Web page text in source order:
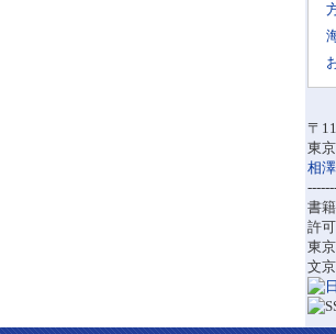
〒
東
相
書
許
東
文